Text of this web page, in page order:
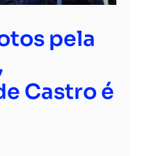
pela
Castro é